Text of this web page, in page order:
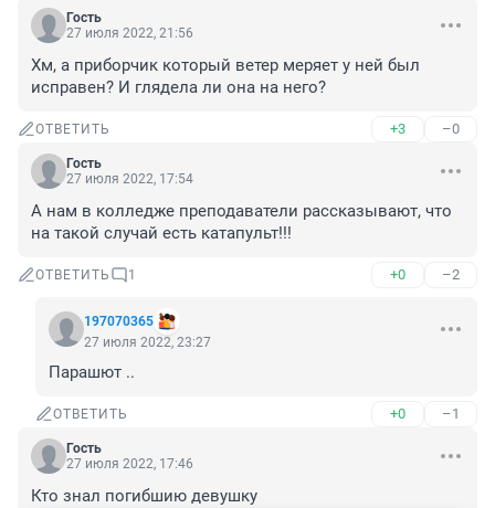
Гость
27 июля 2022, 21:56
Хм, а приборчик который ветер меряет у ней был
исправен? И глядела ли она на него?
ОТВЕТИТЬ +3 –0
Гость
27 июля 2022, 17:54
А нам в колледже преподаватели рассказывают, что
на такой случай есть катапульт!!!
ОТВЕТИТЬ 1 +0 –2
197070365
27 июля 2022, 23:27
Парашют ..
ОТВЕТИТЬ +0 –1
Гость
27 июля 2022, 17:46
Кто знал погибшию девушку